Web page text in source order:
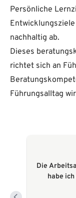
Persönliche
nachhaltig ab.
Dieses
richtet sich an
Führungsalltag
Die
habe